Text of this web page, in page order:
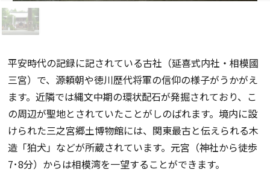
平安時代の記録に記されている古社（延喜式内社・相模國
三宮）で、源頼朝や徳川歴代将軍の信仰の様子がうかがえ
ます。近隣では縄文中期の環状配石が発掘されており、こ
の周辺が聖地とされていたことがしのばれます。境内に設
けられた三之宮郷土博物館には、関東最古と伝えられる木
造「狛犬」などが所蔵されています。元宮（神社から徒歩
7･8分）からは相模湾を一望することができます。